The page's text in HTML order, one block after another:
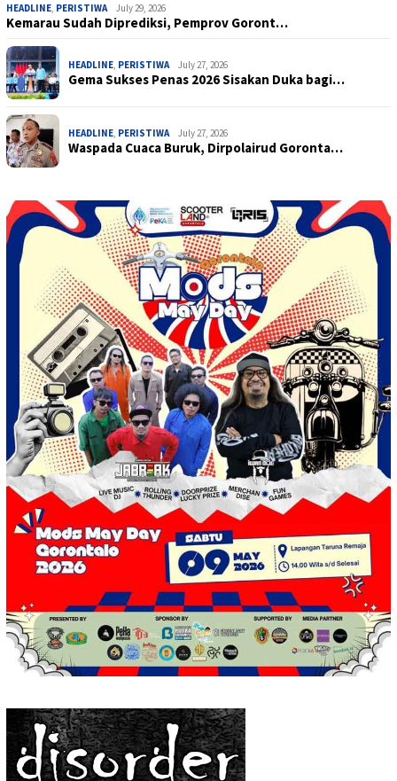
HEADLINE PERISTIWA July 29, 2026
Kemarau Sudah Diprediksi, Pemprov Goront…
HEADLINE PERISTIWA July 27, 2026
Gema Sukses Penas 2026 Sisakan Duka bagi…
HEADLINE PERISTIWA July 27, 2026
Waspada Cuaca Buruk, Dirpolairud Goronta…